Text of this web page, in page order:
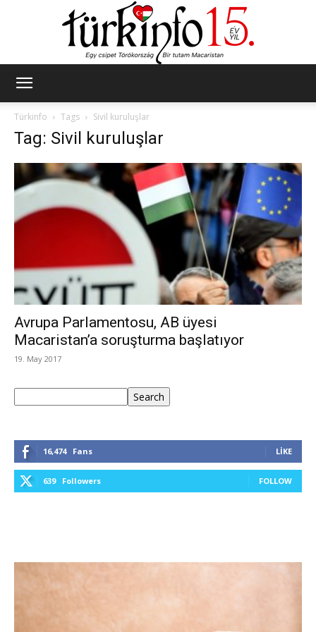
Türkinfo
Tags Sivil kuruluşlar
Tag: Sivil kuruluşlar
Avrupa Parlamentosu, AB üyesi
Macaristan’a soruşturma başlatıyor
19. May 2017
Search
16,474 Fans LIKE
639 Followers FOLLOW